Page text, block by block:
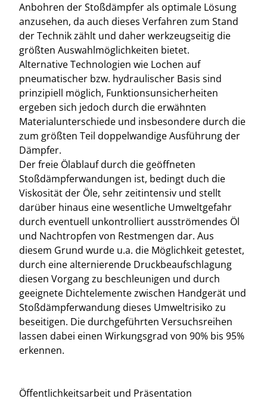
Anbohren der Stoßdämpfer als optimale Lösung
anzusehen, da auch dieses Verfahren zum Stand
der Technik zählt und daher werkzeugseitig die
größten Auswahlmöglichkeiten bietet.
Alternative Technologien wie Lochen auf
pneumatischer bzw. hydraulischer Basis sind
prinzipiell möglich, Funktionsunsicherheiten
ergeben sich jedoch durch die erwähnten
Materialunterschiede und insbesondere durch die
zum größten Teil doppelwandige Ausführung der
Dämpfer.
Der freie Ölablauf durch die geöffneten
Stoßdämpferwandungen ist, bedingt duch die
Viskosität der Öle, sehr zeitintensiv und stellt
darüber hinaus eine wesentliche Umweltgefahr
durch eventuell unkontrolliert ausströmendes Öl
und Nachtropfen von Restmengen dar. Aus
diesem Grund wurde u.a. die Möglichkeit getestet,
durch eine alternierende Druckbeaufschlagung
diesen Vorgang zu beschleunigen und durch
geeignete Dichtelemente zwischen Handgerät und
Stoßdämpferwandung dieses Umweltrisiko zu
beseitigen. Die durchgeführten Versuchsreihen
lassen dabei einen Wirkungsgrad von 90% bis 95%
erkennen.
Öffentlichkeitsarbeit und Präsentation